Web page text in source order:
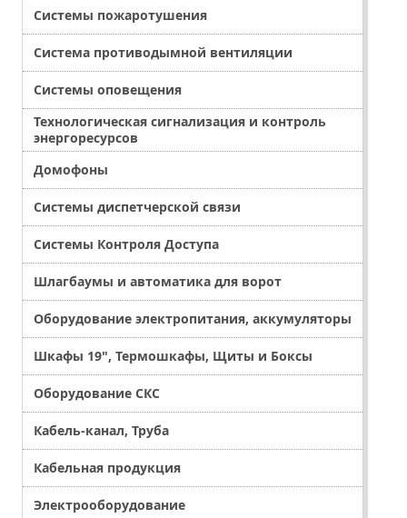
Системы пожаротушения
Система противодымной вентиляции
Системы оповещения
Технологическая сигнализация и контроль
энергоресурсов
Домофоны
Системы диспетчерской связи
Системы Контроля Доступа
Шлагбаумы и автоматика для ворот
Оборудование электропитания, аккумуляторы
Шкафы 19", Термошкафы, Щиты и Боксы
Оборудование СКС
Кабель-канал, Труба
Кабельная продукция
Электрооборудование